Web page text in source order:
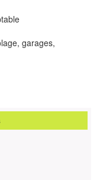
garages,